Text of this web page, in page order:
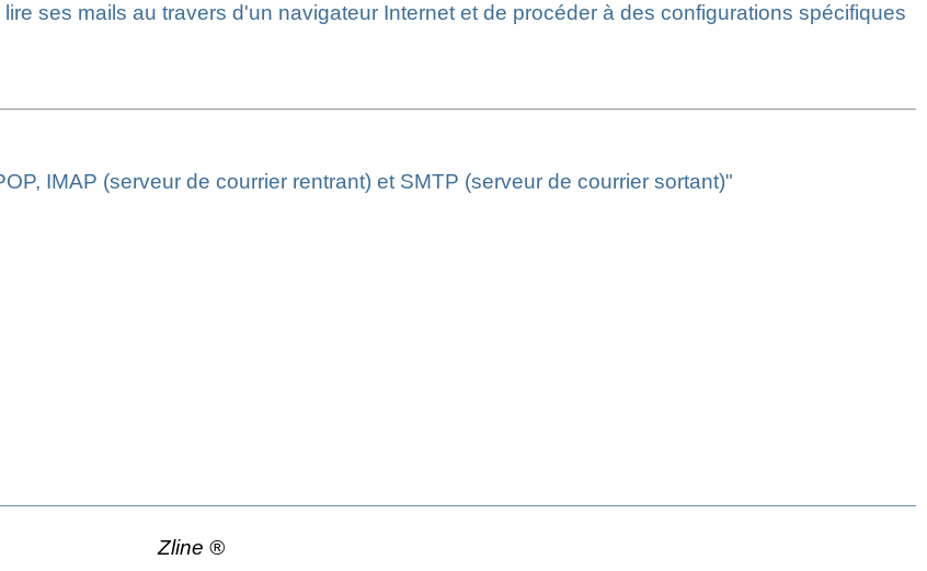
ses mails au travers d'un navigateur Internet et de procéder à des configurations spécifiques
IMAP (serveur de courrier rentrant) et SMTP (serveur de courrier sortant)"
Zline ®